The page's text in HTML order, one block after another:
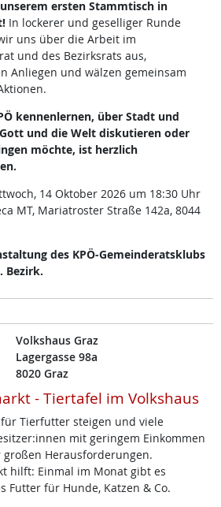
ersten Stammtisch in
In lockerer und geselliger Runde
uns über die Arbeit im
und des Bezirksrats aus,
Anliegen und wälzen gemeinsam
kennenlernen, über Stadt und
und die Welt diskutieren oder
möchte, ist herzlich
14 Oktober 2026 um 18:30 Uhr
MT, Mariatroster Straße 142a, 8044
des KPÖ-Gemeinderatsklubs
Bezirk.
Volkshaus Graz
Lagergasse 98a
8020 Graz
- Tiertafel im Volkshaus
für Tierfutter steigen und viele
mit geringem Einkommen
großen Herausforderungen.
hilft: Einmal im Monat gibt es
Futter für Hunde, Katzen & Co.